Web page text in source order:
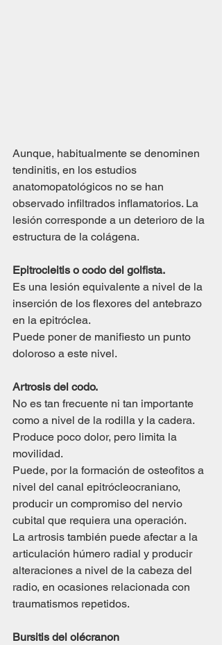
Aunque, habitualmente se denominen
tendinitis, en los estudios
anatomopatológicos no se han
observado infiltrados inflamatorios. La
lesión corresponde a un deterioro de la
estructura de la colágena.
Epitrocleitis o codo del golfista.
Es una lesión equivalente a nivel de la
inserción de los flexores del antebrazo
en la epitróclea.
Puede poner de manifiesto un punto
doloroso a este nivel.
Artrosis del codo.
No es tan frecuente ni tan importante
como a nivel de la rodilla y la cadera.
Produce poco dolor, pero limita la
movilidad.
Puede, por la formación de osteofitos a
nivel del canal epitrócleocraniano,
producir un compromiso del nervio
cubital que requiera una operación.
La artrosis también puede afectar a la
articulación húmero radial y producir
alteraciones a nivel de la cabeza del
radio, en ocasiones relacionada con
traumatismos repetidos.
Bursitis del olécranon